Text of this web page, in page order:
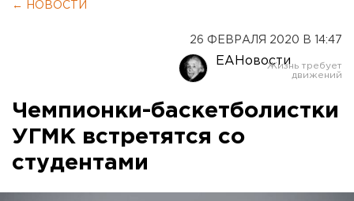
← НОВОСТИ
26 ФЕВРАЛЯ 2020 В 14:47
ЕАНовости
Чемпионки-баскетболистки
УГМК встретятся со
студентами